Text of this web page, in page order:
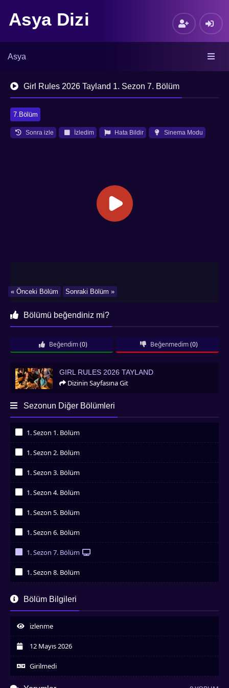
Asya Dizi
Asya
Girl Rules 2026 Tayland 1. Sezon 7. Bölüm
7.Bölüm
Sonra izle İzledim Hata Bildir Sinema Modu
Sonraki Bölüm »
« Önceki Bölüm
Bölümü beğendiniz mi?
Beğendim (0) Beğenmedim (0)
Girl Rules 2026 Tayland
GIRL RULES 2026 TAYLAND
Dizinin Sayfasına Git
Sezonun Diğer Bölümleri
1. Sezon 1. Bölüm
1. Sezon 2. Bölüm
1. Sezon 3. Bölüm
1. Sezon 4. Bölüm
1. Sezon 5. Bölüm
1. Sezon 6. Bölüm
1. Sezon 7. Bölüm
1. Sezon 8. Bölüm
İzledim
İzledim
1. Sezon 10. Bölüm
İzledim
İzledim
1. Sezon 12. Bölüm
Bölüm Bilgileri
izlenme
12 Mayıs 2026
Girilmedi